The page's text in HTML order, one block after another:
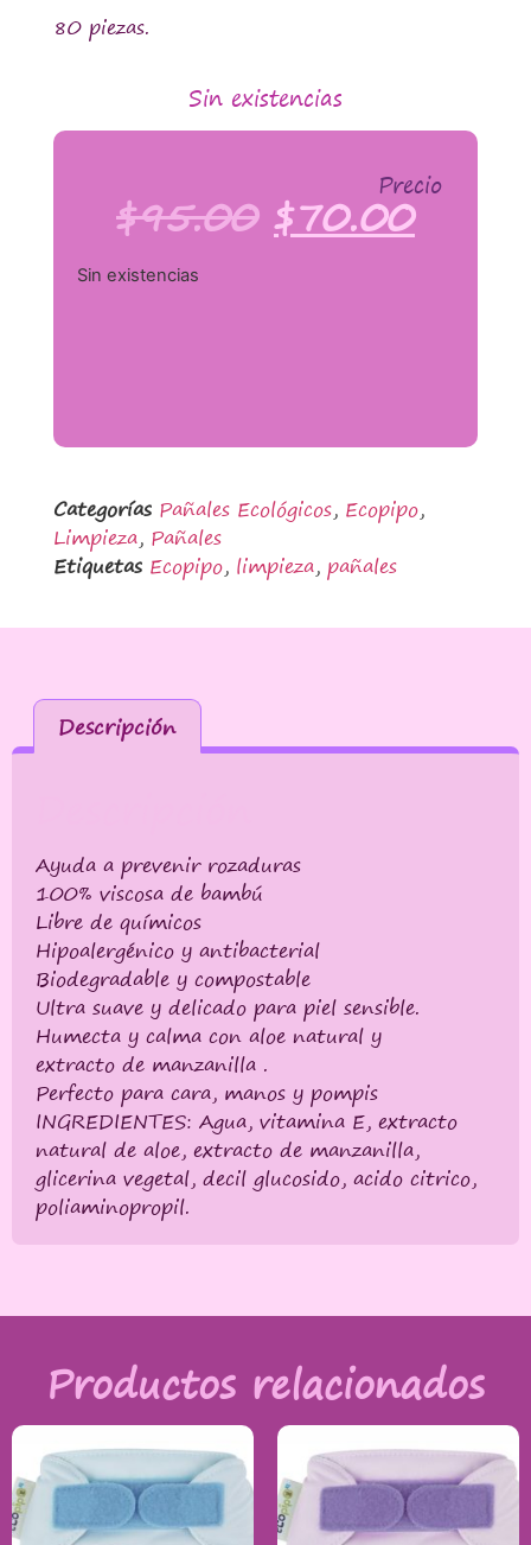
80 piezas.
Sin existencias
Precio
$95.00 $70.00
Sin existencias
Categorías Pañales Ecológicos, Ecopipo,
Limpieza, Pañales
Etiquetas Ecopipo, limpieza, pañales
Descripción
Ayuda a prevenir rozaduras
100% viscosa de bambú
Libre de químicos
Hipoalergénico y antibacterial
Biodegradable y compostable
Ultra suave y delicado para piel sensible.
Humecta y calma con aloe natural y
extracto de manzanilla .
Perfecto para cara, manos y pompis
INGREDIENTES: Agua, vitamina E, extracto
natural de aloe, extracto de manzanilla,
glicerina vegetal, decil glucosido, acido citrico,
poliaminopropil.
Productos relacionados